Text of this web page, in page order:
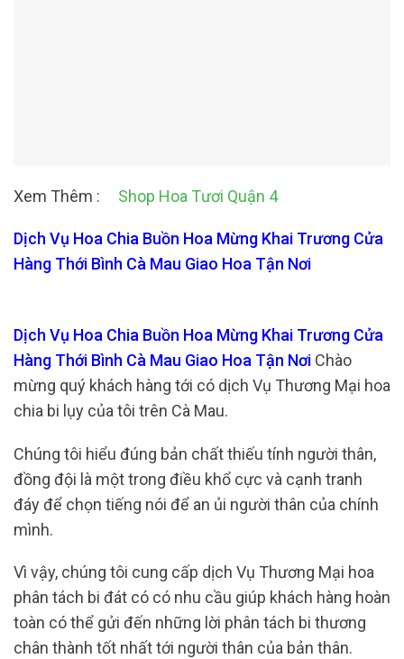
Xem Thêm : Shop Hoa Tươi Quận 4
Dịch Vụ Hoa Chia Buồn Hoa Mừng Khai Trương Cửa
Hàng Thới Bình Cà Mau Giao Hoa Tận Nơi
Dịch Vụ Hoa Chia Buồn Hoa Mừng Khai Trương Cửa
Hàng Thới Bình Cà Mau Giao Hoa Tận Nơi Chào
mừng quý khách hàng tới có dịch Vụ Thương Mại hoa
chia bi lụy của tôi trên Cà Mau.
Chúng tôi hiểu đúng bản chất thiếu tính người thân,
đồng đội là một trong điều khổ cực và cạnh tranh
đáy để chọn tiếng nói để an ủi người thân của chính
mình.
Vì vậy, chúng tôi cung cấp dịch Vụ Thương Mại hoa
phân tách bi đát có có nhu cầu giúp khách hàng hoàn
toàn có thể gửi đến những lời phân tách bi thương
chân thành tốt nhất tới người thân của bản thân.